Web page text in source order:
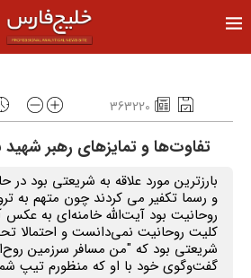
363220
تفاوت‌‌ها و تمایزهای رهبر
بارزترین مورد علاقه به شریعتی بود در
و رسما تکفیر می کردند چون متهم به
روحانیت بود آیت‌الله خامنه‌ای به عکس
کلیت روحانیت نمی‌دانست و احتمالا
شریعتی بود که "‌من مسافر سرزمین
گفت‌و‌گوی خود با او که منظورم تیپ